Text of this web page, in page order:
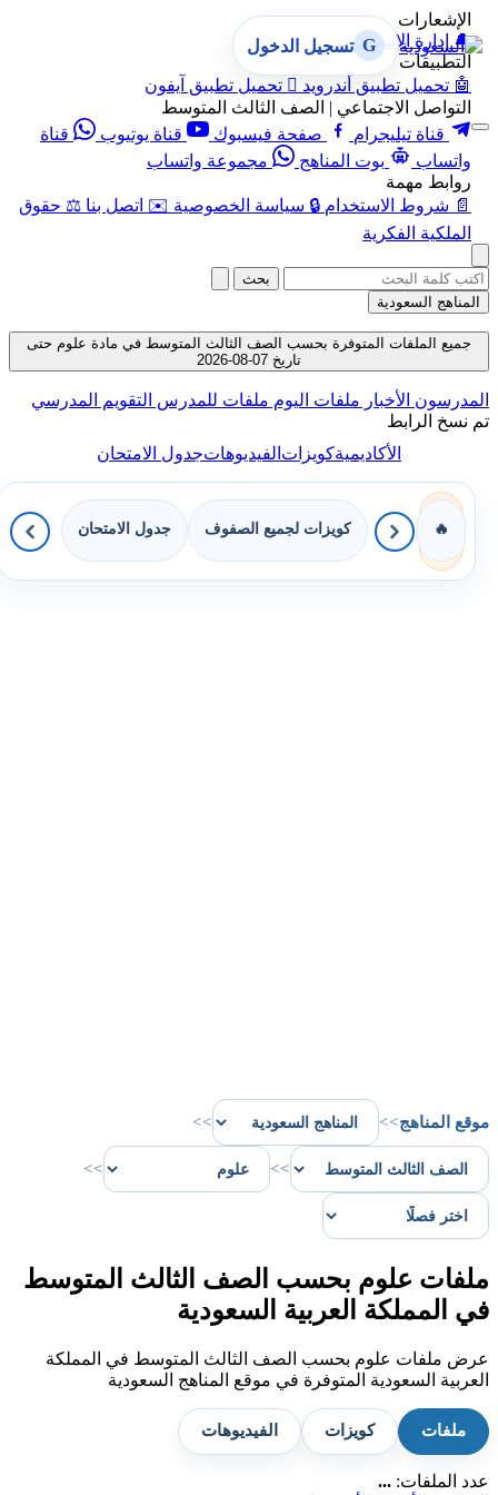
الإشعارات
🔔 إدارة الإشعارات
التطبيقات
🤖 تحميل تطبيق أندرويد  تحميل تطبيق آيفون
التواصل الاجتماعي | الصف الثالث المتوسط
قناة تيليجرام
صفحة فيسبوك قناة يوتيوب
قناة
واتساب
بوت المناهج
مجموعة واتساب
روابط مهمة
📄 شروط الاستخدام 🔒 سياسة الخصوصية ✉️ اتصل بنا ⚖️ حقوق
الملكية الفكرية
G تسجيل الدخول
بحث
المناهج السعودية
جميع الملفات المتوفرة بحسب الصف الثالث المتوسط في مادة علوم حتى
تاريخ 07-08-2026
المدرسون الأخبار ملفات اليوم ملفات للمدرس التقويم المدرسي
تم نسخ الرابط
الأكاديميةكويزاتالفيديوهاتجدول الامتحان
🔥 كويزات لجميع الصفوف جدول الامتحان
موقع المناهج>>
>>
>>
>>
ملفات علوم بحسب الصف الثالث المتوسط
في المملكة العربية السعودية
عرض ملفات علوم بحسب الصف الثالث المتوسط في المملكة
العربية السعودية المتوفرة في موقع المناهج السعودية
ملفات كويزات الفيديوهات
عدد الملفات: ...